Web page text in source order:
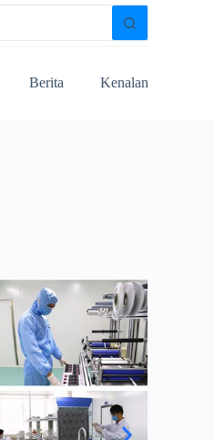
Berita Kenalan